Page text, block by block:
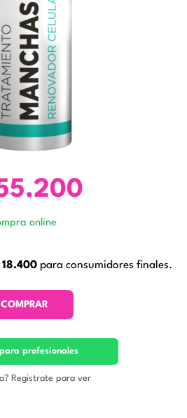
online
18.400 para consumidores finales.
COMPRAR
profesionales
Registrate para ver